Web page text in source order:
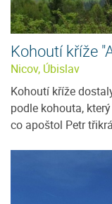
Kohoutí kříže
Nicov, Úbislav
Kohoutí kříže
podle kohouta,
co apoštol Petr